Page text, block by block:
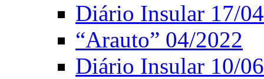
Diário Insular 17/
“Arauto” 04/2022
Diário Insular 10/